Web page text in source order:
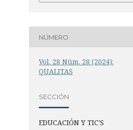
NÚMERO
Vol. 28 Núm. 28 (2024):
QUALITAS
SECCIÓN
EDUCACIÓN Y TIC'S